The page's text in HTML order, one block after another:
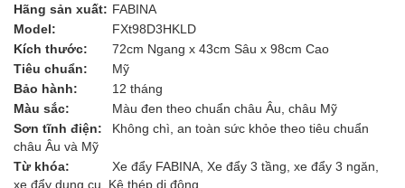
Hãng sản xuất: FABINA
Model:
FXt98D3HKLD
Kích thước:
72cm Ngang x 43cm Sâu x 98cm Cao
Tiêu chuẩn:
Mỹ
Bảo hành:
12 tháng
Màu sắc:
Màu đen theo chuẩn châu Âu, châu Mỹ
Sơn tĩnh điện:
Không chì, an toàn sức khỏe theo tiêu chuẩn
châu Âu và Mỹ
Từ khóa:
Xe đẩy FABINA, Xe đẩy 3 tầng, xe đẩy 3 ngăn,
xe đẩy dụng cụ, Kệ thép di động